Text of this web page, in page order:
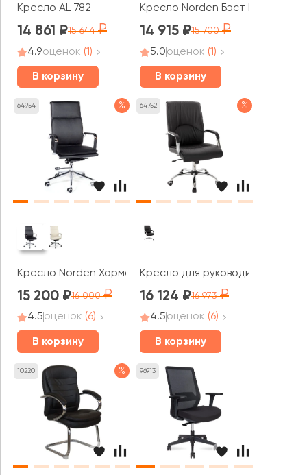
Кресло AL 782
14 861 15 644
4.9оценок (1)
В корзину
Кресло Norden Бэст LB вайт /
14 915 15 700
5.0оценок (1)
В корзину
64954 %
Кресло Norden Харман
15 200 16 000
4.5оценок (6)
В корзину
64752 %
Кресло для руководителя AL
16 124 16 973
4.5оценок (6)
В корзину
10220 % 96913